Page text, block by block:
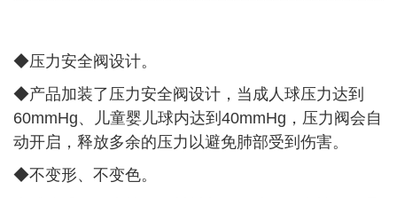
◆压力安全阀设计。
◆产品加装了压力安全阀设计，当成人球压力达到
60mmHg、儿童婴儿球内达到40mmHg，压力阀会自
动开启，释放多余的压力以避免肺部受到伤害。
◆不变形、不变色。